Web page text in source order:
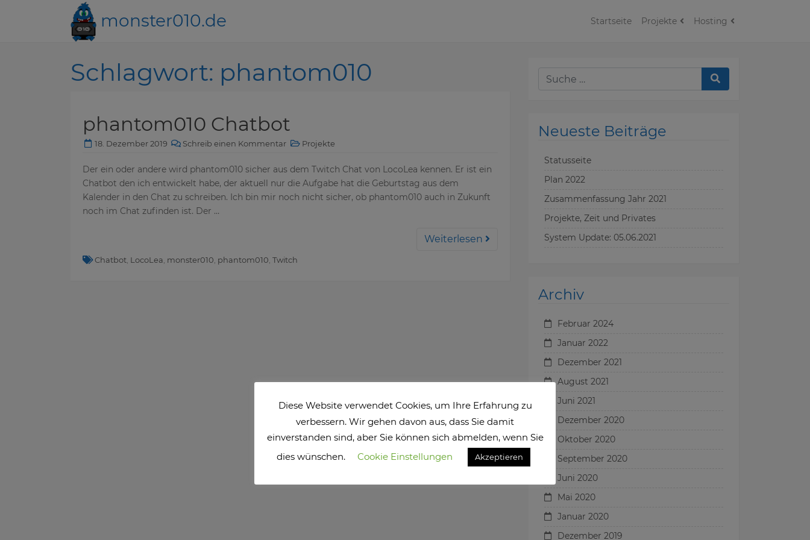
monster010.de Startseite Projekte Hosting
Schlagwort: phantom010
phantom010 Chatbot
18. Dezember 2019 Schreib einen Kommentar Projekte
Der ein oder andere wird phantom010 sicher aus dem Twitch Chat von LocoLea kennen. Er ist ein
Chatbot den ich entwickelt habe, der aktuell nur die Aufgabe hat die Geburtstag aus dem
Kalender in den Chat zu schreiben. Ich bin mir noch nicht sicher, ob phantom010 auch in Zukunft
noch im Chat zufinden ist. Der …
Weiterlesen
Chatbot, LocoLea monster010 phantom010 Twitch
Neueste Beiträge
Statusseite
Plan 2022
Zusammenfassung Jahr 2021
Projekte, Zeit und Privates
System Update: 05.06.2021
Archiv
Februar 2024
Januar 2022
Dezember 2021
August 2021
Juni 2021
Dezember 2020
Oktober 2020
September 2020
Juni 2020
Mai 2020
Januar 2020
Dezember 2019
Diese Website verwendet Cookies, um Ihre Erfahrung zu
verbessern. Wir gehen davon aus, dass Sie damit
einverstanden sind, aber Sie können sich abmelden, wenn Sie
dies wünschen.
Cookie Einstellungen Akzeptieren